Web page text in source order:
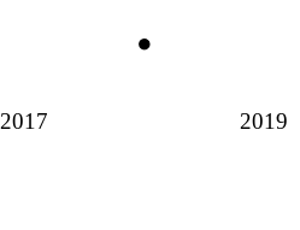
2017 2019